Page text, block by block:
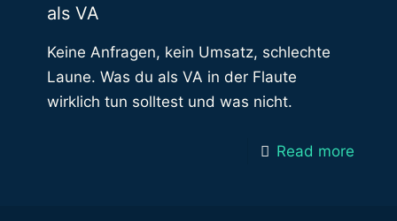
als VA
Keine Anfragen, kein Umsatz, schlechte
Laune. Was du als VA in der Flaute
wirklich tun solltest und was nicht.
Read more